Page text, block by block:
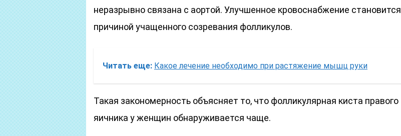
неразрывно связана с аортой. Улучшенное кровоснабжение становится
причиной учащенного созревания фолликулов.
Читать еще: Какое лечение необходимо при растяжение мышц руки
Такая закономерность объясняет то, что фолликулярная киста правого
яичника у женщин обнаруживается чаще.